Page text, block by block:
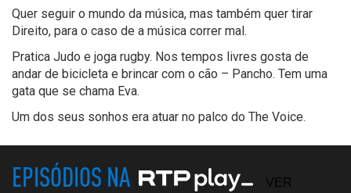
Quer seguir o mundo da música, mas também quer tirar
Direito, para o caso de a música correr mal.
Pratica Judo e joga rugby. Nos tempos livres gosta de
andar de bicicleta e brincar com o cão – Pancho. Tem uma
gata que se chama Eva.
Um dos seus sonhos era atuar no palco do The Voice.
EPISÓDIOS NA VER